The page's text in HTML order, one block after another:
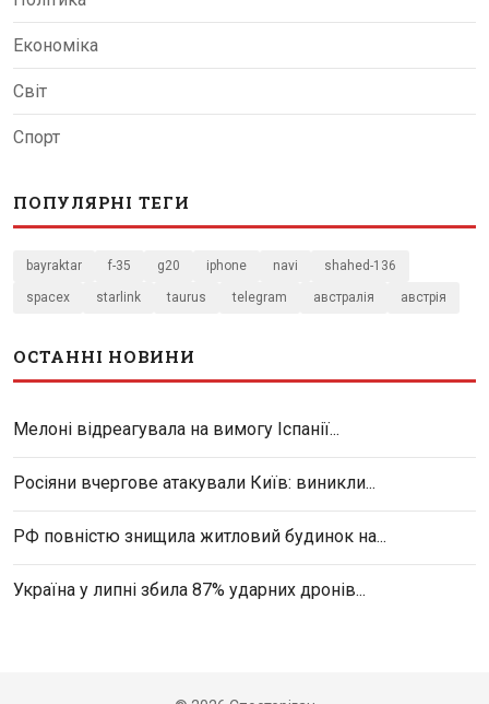
Економіка
Світ
Спорт
ПОПУЛЯРНІ ТЕГИ
bayraktar f-35 g20 iphone navi shahed-136
spacex starlink taurus telegram австралія австрія
ОСТАННІ НОВИНИ
Мелоні відреагувала на вимогу Іспанії...
Росіяни вчергове атакували Київ: виникли...
РФ повністю знищила житловий будинок на...
Україна у липні збила 87% ударних дронів...